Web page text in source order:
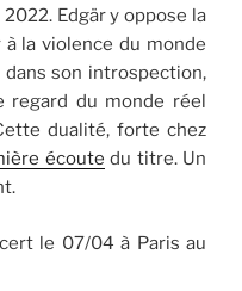
Edgär y oppose la
la violence du monde
son introspection,
regard du monde réel
dualité, forte chez
écoute du titre. Un
le 07/04 à Paris au